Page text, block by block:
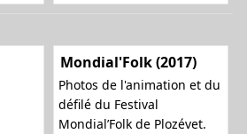
Mondial'Folk (2017)
Photos de l'animation et du
défilé du Festival
Mondial’Folk de Plozévet.